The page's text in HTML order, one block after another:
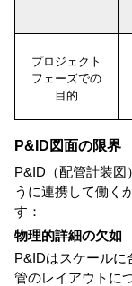
プロジェクト
フェーズでの
目的
P&ID図面の限界
P&ID（配管計装図
うに連携して働く
す：
物理的詳細の欠如
P&IDはスケール
管のレイアウトに